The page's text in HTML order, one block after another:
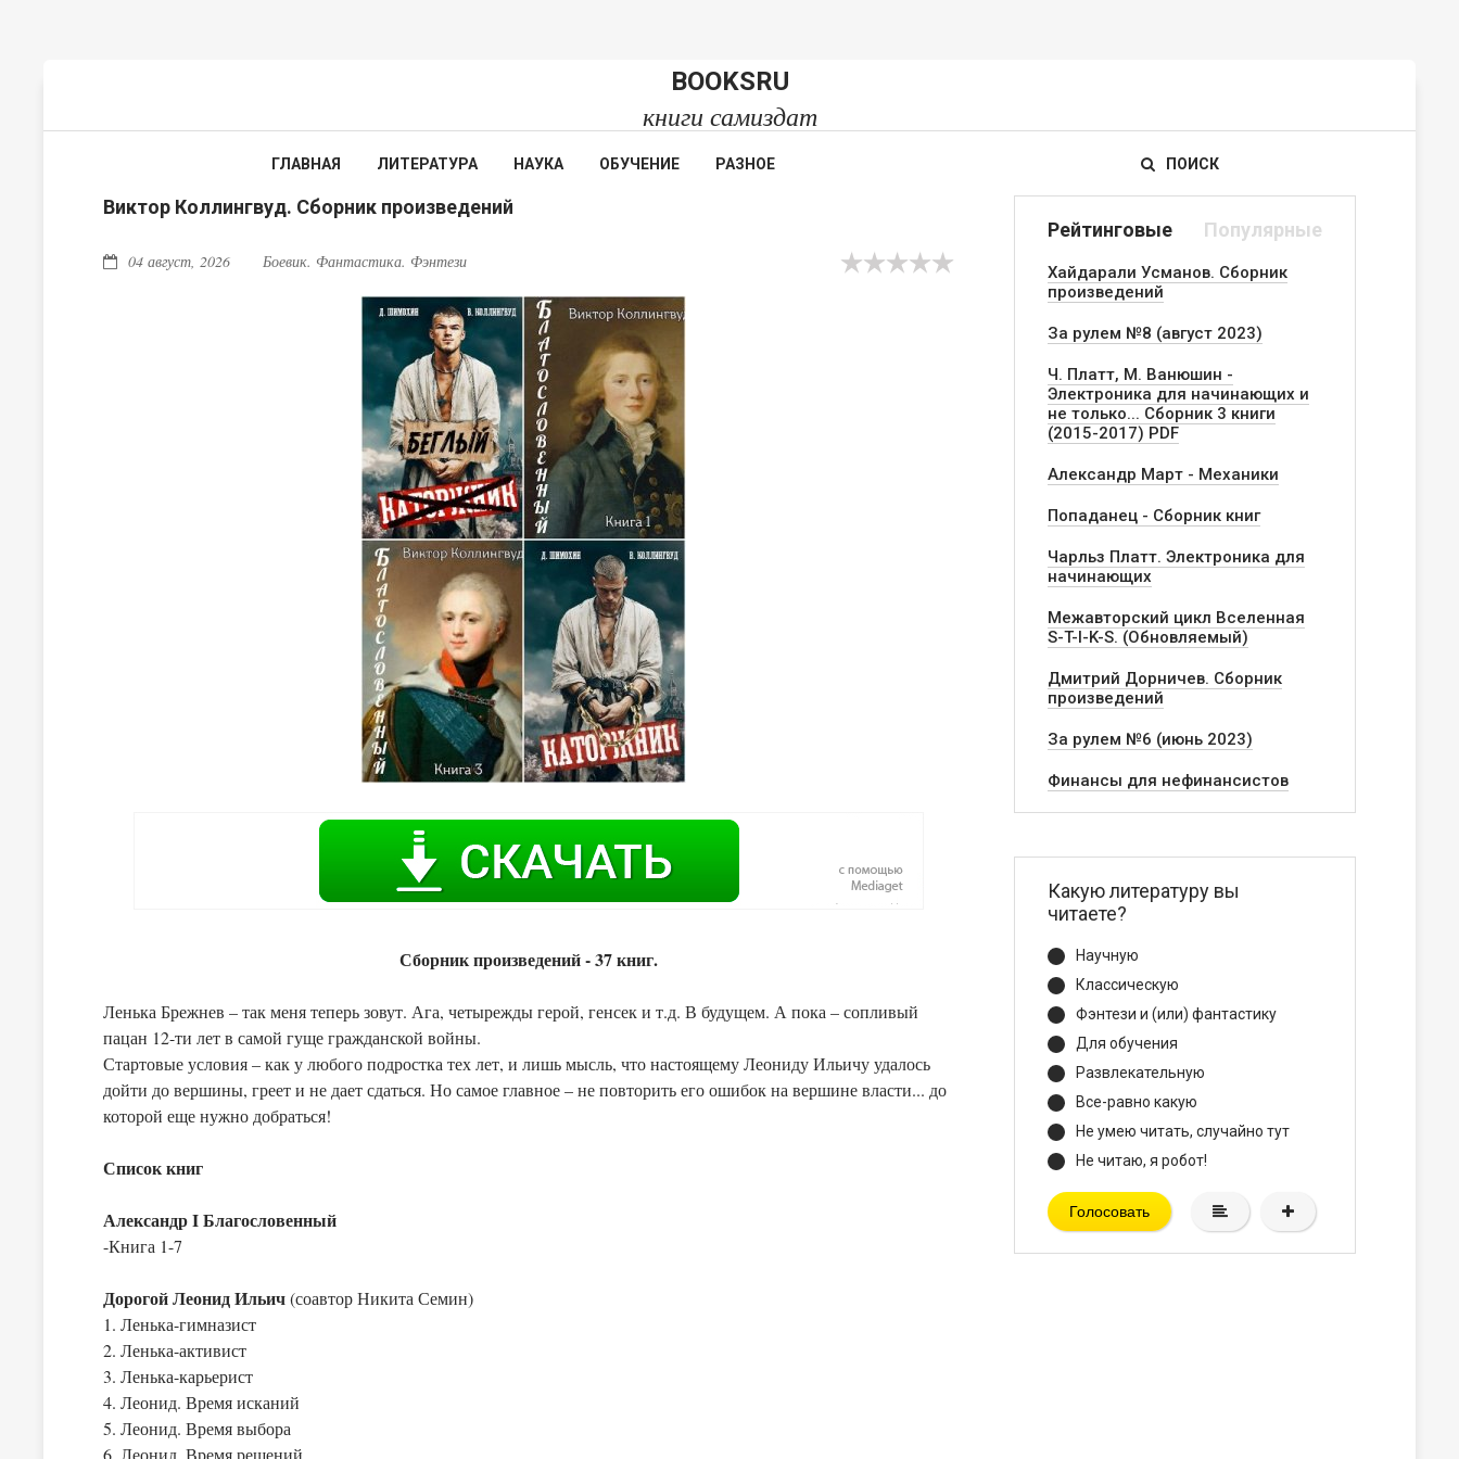
BOOKSRU
книги самиздат
ГЛАВНАЯ ЛИТЕРАТУРА НАУКА ОБУЧЕНИЕ РАЗНОЕ ПОИСК
Виктор Коллингвуд. Сборник произведений
04 август, 2026 Боевик. Фантастика. Фэнтези
Сборник произведений - 37 книг.
Ленька Брежнев – так меня теперь зовут. Ага, четырежды герой, генсек и т.д. В будущем. А пока – сопливый
пацан 12-ти лет в самой гуще гражданской войны.
Стартовые условия – как у любого подростка тех лет, и лишь мысль, что настоящему Леониду Ильичу удалось
дойти до вершины, греет и не дает сдаться. Но самое главное – не повторить его ошибок на вершине власти... до
которой еще нужно добраться!
Список книг
Александр I Благословенный
-Книга 1-7
Дорогой Леонид Ильич(соавтор Никита Семин)
1. Ленька-гимназист
2. Ленька-активист
3. Ленька-карьерист
4. Леонид. Время исканий
5. Леонид. Время выбора
6. Леонид. Время решений
Рейтинговые Популярные
Хайдарали Усманов. Сборник
произведений
За рулем №8 (август 2023)
Ч. Платт, М. Ванюшин -
Электроника для начинающих и
не только... Сборник 3 книги
(2015-2017) PDF
Александр Март - Механики
Попаданец - Сборник книг
Чарльз Платт. Электроника для
начинающих
Межавторский цикл Вселенная
S-T-I-K-S. (Обновляемый)
Дмитрий Дорничев. Сборник
произведений
За рулем №6 (июнь 2023)
Финансы для нефинансистов
Какую литературу вы
читаете?
Научную
Классическую
Фэнтези и (или) фантастику
Для обучения
Развлекательную
Все-равно какую
Не умею читать, случайно тут
Не читаю, я робот!
Голосовать